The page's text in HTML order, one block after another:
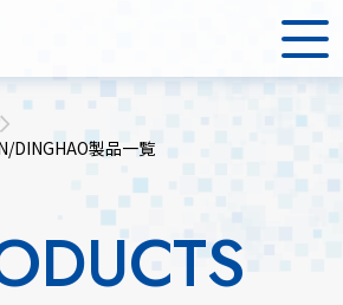
DINGHAO製品一覧